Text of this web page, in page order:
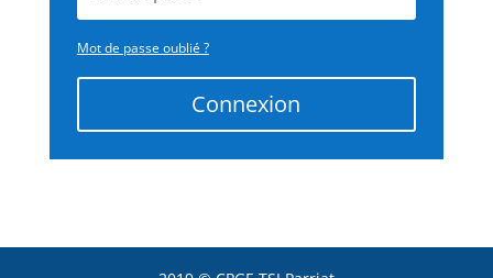
Mot de passe oublié ?
Connexion